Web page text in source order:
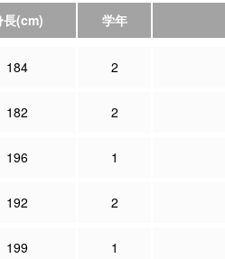
長(cm) 学年
184 2
182 2
196 1
192 2
199 1